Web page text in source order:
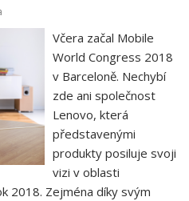
Včera začal Mobile
World Congress 2018
v Barceloně. Nechybí
zde ani společnost
Lenovo, která
představenými
produkty posiluje svoji
vizi v oblasti
2018. Zejména díky svým